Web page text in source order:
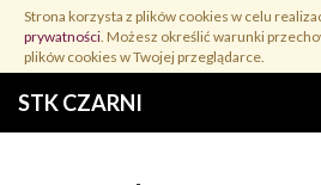
Przejdź
treści
Strona korzysta z plików cookies w celu
prywatności. Możesz określić warunki
plików cookies w Twojej przeglądarce.
STK CZARNI